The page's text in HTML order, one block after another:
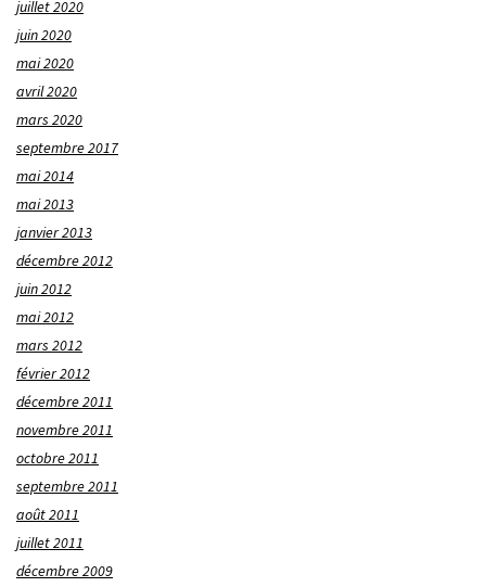
juillet 2020
juin 2020
mai 2020
avril 2020
mars 2020
septembre 2017
mai 2014
mai 2013
janvier 2013
décembre 2012
juin 2012
mai 2012
mars 2012
février 2012
décembre 2011
novembre 2011
octobre 2011
septembre 2011
août 2011
juillet 2011
décembre 2009